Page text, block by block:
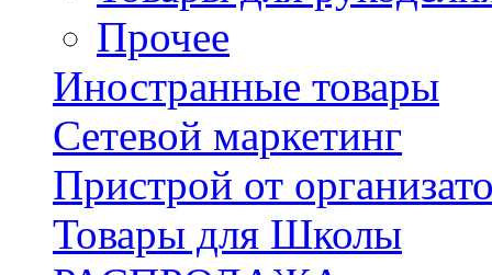
Прочее
Иностранные товары
Сетевой маркетинг
Пристрой от
Товары для Школы